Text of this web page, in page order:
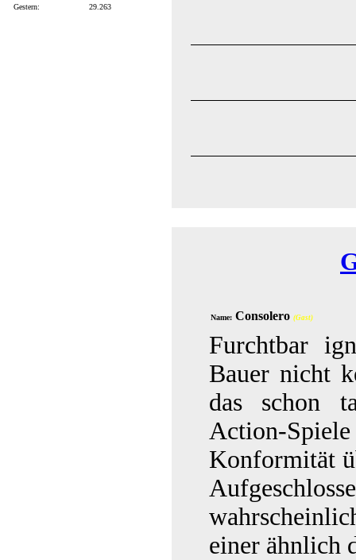
Gestern:
29.263
Name: Consolero (Gast)
Furchtbar
Bauer nicht
das schon
Action-Spiele
Konformität
einer ähnlich